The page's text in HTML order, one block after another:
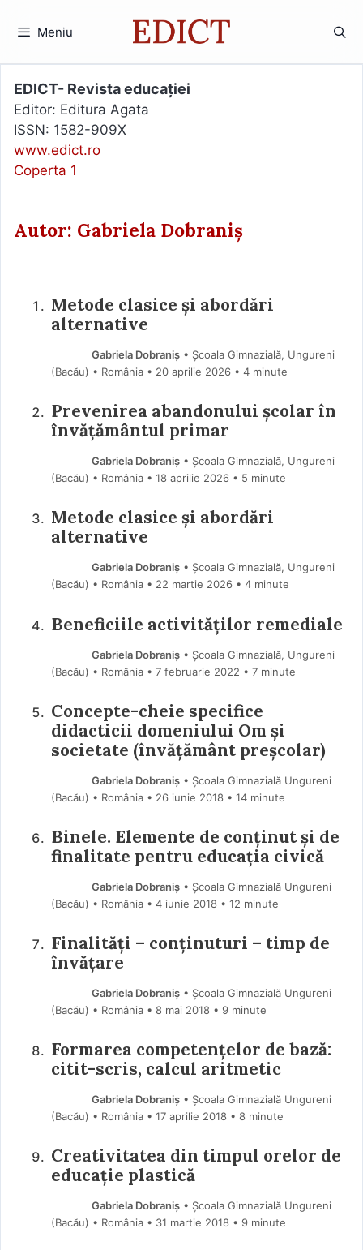
Meniu
EDICT- Revista educației
Editor: Editura Agata
ISSN: 1582-909X
www.edict.ro
Coperta 1
Autor: Gabriela Dobraniș
Metode clasice și abordări
alternative
Gabriela Dobraniș• Școala Gimnazială, Ungureni
(Bacău) • România
20 aprilie 2026 • 4 minute
Prevenirea abandonului școlar în
învățământul primar
Gabriela Dobraniș• Școala Gimnazială, Ungureni
(Bacău) • România
18 aprilie 2026 • 5 minute
Metode clasice și abordări
alternative
Gabriela Dobraniș• Școala Gimnazială, Ungureni
(Bacău) • România
22 martie 2026 • 4 minute
Beneficiile activităților remediale
Gabriela Dobraniș• Școala Gimnazială, Ungureni
(Bacău) • România
7 februarie 2022 • 7 minute
Concepte-cheie specifice
didacticii domeniului Om și
societate (învățământ preșcolar)
Gabriela Dobraniș• Școala Gimnazială Ungureni
(Bacău) • România
26 iunie 2018 • 14 minute
Binele. Elemente de conținut și de
finalitate pentru educația civică
Gabriela Dobraniș• Școala Gimnazială Ungureni
(Bacău) • România
4 iunie 2018 • 12 minute
Finalități – conținuturi – timp de
învățare
Gabriela Dobraniș• Școala Gimnazială Ungureni
(Bacău) • România
8 mai 2018 • 9 minute
Formarea competențelor de bază:
citit-scris, calcul aritmetic
Gabriela Dobraniș• Școala Gimnazială Ungureni
(Bacău) • România
17 aprilie 2018 • 8 minute
Creativitatea din timpul orelor de
educație plastică
Gabriela Dobraniș• Școala Gimnazială Ungureni
(Bacău) • România
31 martie 2018 • 9 minute